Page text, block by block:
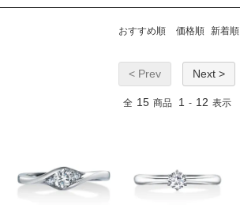
おすすめ順 価格順 新着順
< Prev Next >
全 15 商品 1 - 12 表示